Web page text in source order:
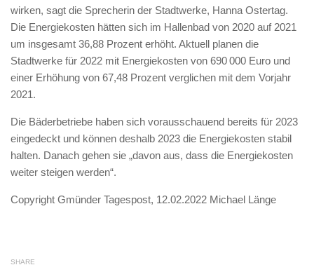
wirken, sagt die Sprecherin der Stadtwerke, Hanna Ostertag.
Die Energiekosten hätten sich im Hallenbad von 2020 auf 2021
um insgesamt 36,88 Prozent erhöht. Aktuell planen die
Stadtwerke für 2022 mit Energiekosten von 690 000 Euro und
einer Erhöhung von 67,48 Prozent verglichen mit dem Vorjahr
2021.
Die Bäderbetriebe haben sich vorausschauend bereits für 2023
eingedeckt und können deshalb 2023 die Energiekosten stabil
halten. Danach gehen sie „davon aus, dass die Energiekosten
weiter steigen werden“.
Copyright Gmünder Tagespost, 12.02.2022 Michael Länge
SHARE